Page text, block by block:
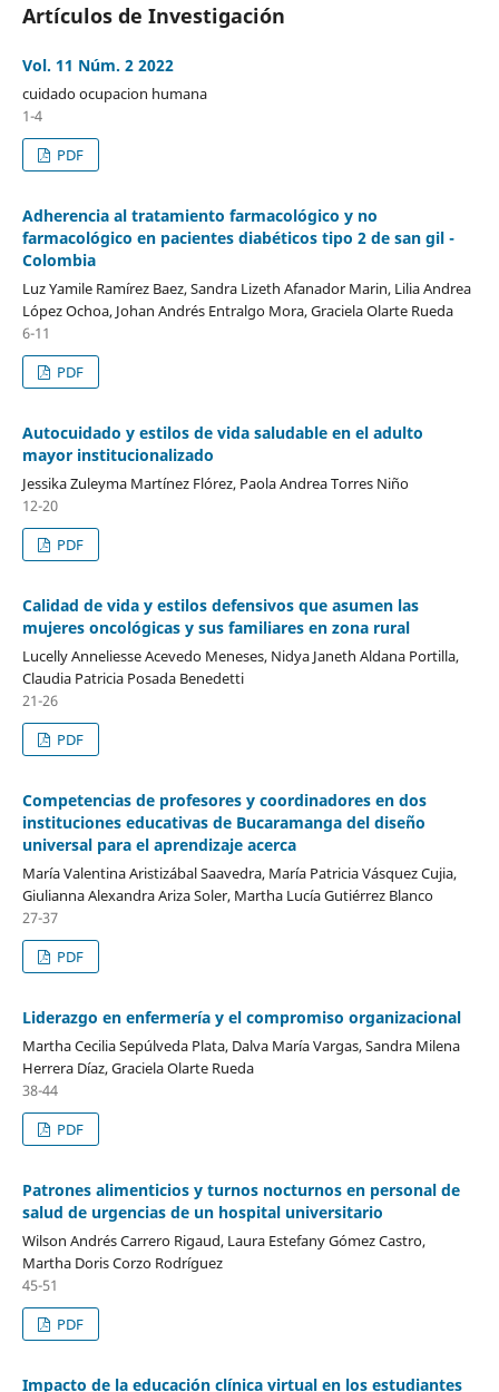
Artículos de Investigación
Vol. 11 Núm. 2 2022
cuidado ocupacion humana
1-4
PDF
Adherencia al tratamiento farmacológico y no
farmacológico en pacientes diabéticos tipo 2 de san gil -
Colombia
Luz Yamile Ramírez Baez, Sandra Lizeth Afanador Marin, Lilia Andrea
López Ochoa, Johan Andrés Entralgo Mora, Graciela Olarte Rueda
6-11
PDF
Autocuidado y estilos de vida saludable en el adulto
mayor institucionalizado
Jessika Zuleyma Martínez Flórez, Paola Andrea Torres Niño
12-20
PDF
Calidad de vida y estilos defensivos que asumen las
mujeres oncológicas y sus familiares en zona rural
Lucelly Anneliesse Acevedo Meneses, Nidya Janeth Aldana Portilla,
Claudia Patricia Posada Benedetti
21-26
PDF
Competencias de profesores y coordinadores en dos
instituciones educativas de Bucaramanga del diseño
universal para el aprendizaje acerca
María Valentina Aristizábal Saavedra, María Patricia Vásquez Cujia,
Giulianna Alexandra Ariza Soler, Martha Lucía Gutiérrez Blanco
27-37
PDF
Liderazgo en enfermería y el compromiso organizacional
Martha Cecilia Sepúlveda Plata, Dalva María Vargas, Sandra Milena
Herrera Díaz, Graciela Olarte Rueda
38-44
PDF
Patrones alimenticios y turnos nocturnos en personal de
salud de urgencias de un hospital universitario
Wilson Andrés Carrero Rigaud, Laura Estefany Gómez Castro,
Martha Doris Corzo Rodríguez
45-51
PDF
Impacto de la educación clínica virtual en los estudiantes